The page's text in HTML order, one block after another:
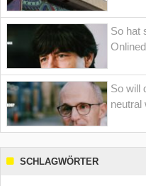
So hat
So will
neutral
SCHLAGWÖRTER